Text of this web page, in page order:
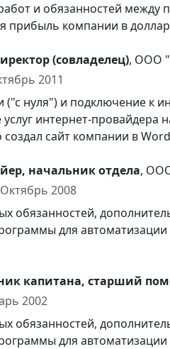
и обязанностей между
прибыль компании в
(совладелец), ООО
2011
("с нуля") и подключение к
интернет-провайдера
сайт компании в
начальник отдела,
2008
обязанностей,
для
капитана, старший
2002
обязанностей,
для